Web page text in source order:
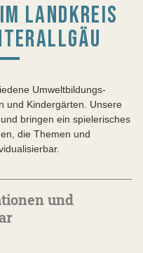
LANDKREIS
Umweltbildungs-
und Kindergärten. Unsere
bringen ein spielerisches
die Themen und
und